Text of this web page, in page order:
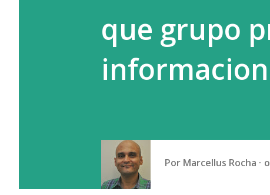
que grupo
Por Marcellus Rocha